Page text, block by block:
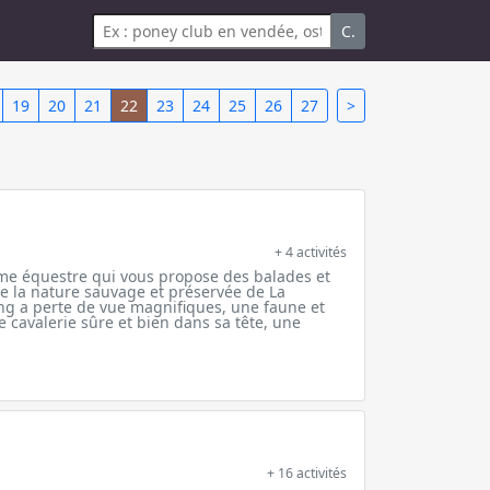
C.
19 20 21 22 23 24 25 26 27 >
+ 4 activités
équestre qui vous propose des balades et
la nature sauvage et préservée de La
a perte de vue magnifiques, une faune et
cavalerie sûre et bien dans sa tête, une
+ 16 activités